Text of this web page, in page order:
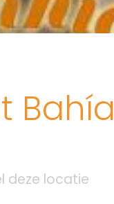
Bahía
deze locatie